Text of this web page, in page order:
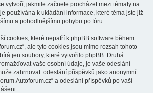
vytvoří, jakmile začnete procházet mezi tématy na
je používána k ukládání informace, které téma jste již
a pohodlnějšímu pohybu po fóru.
cookies, které nepatří k phpBB software během
ale tyto cookies jsou mimo rozsah tohoto
jen soubory, které vytvořilo phpBB. Druhá
vaše osobní údaje, je vaše odeslání
zahrnovat: odeslání příspěvků jako anonymní
a odeslání příspěvků po vaší